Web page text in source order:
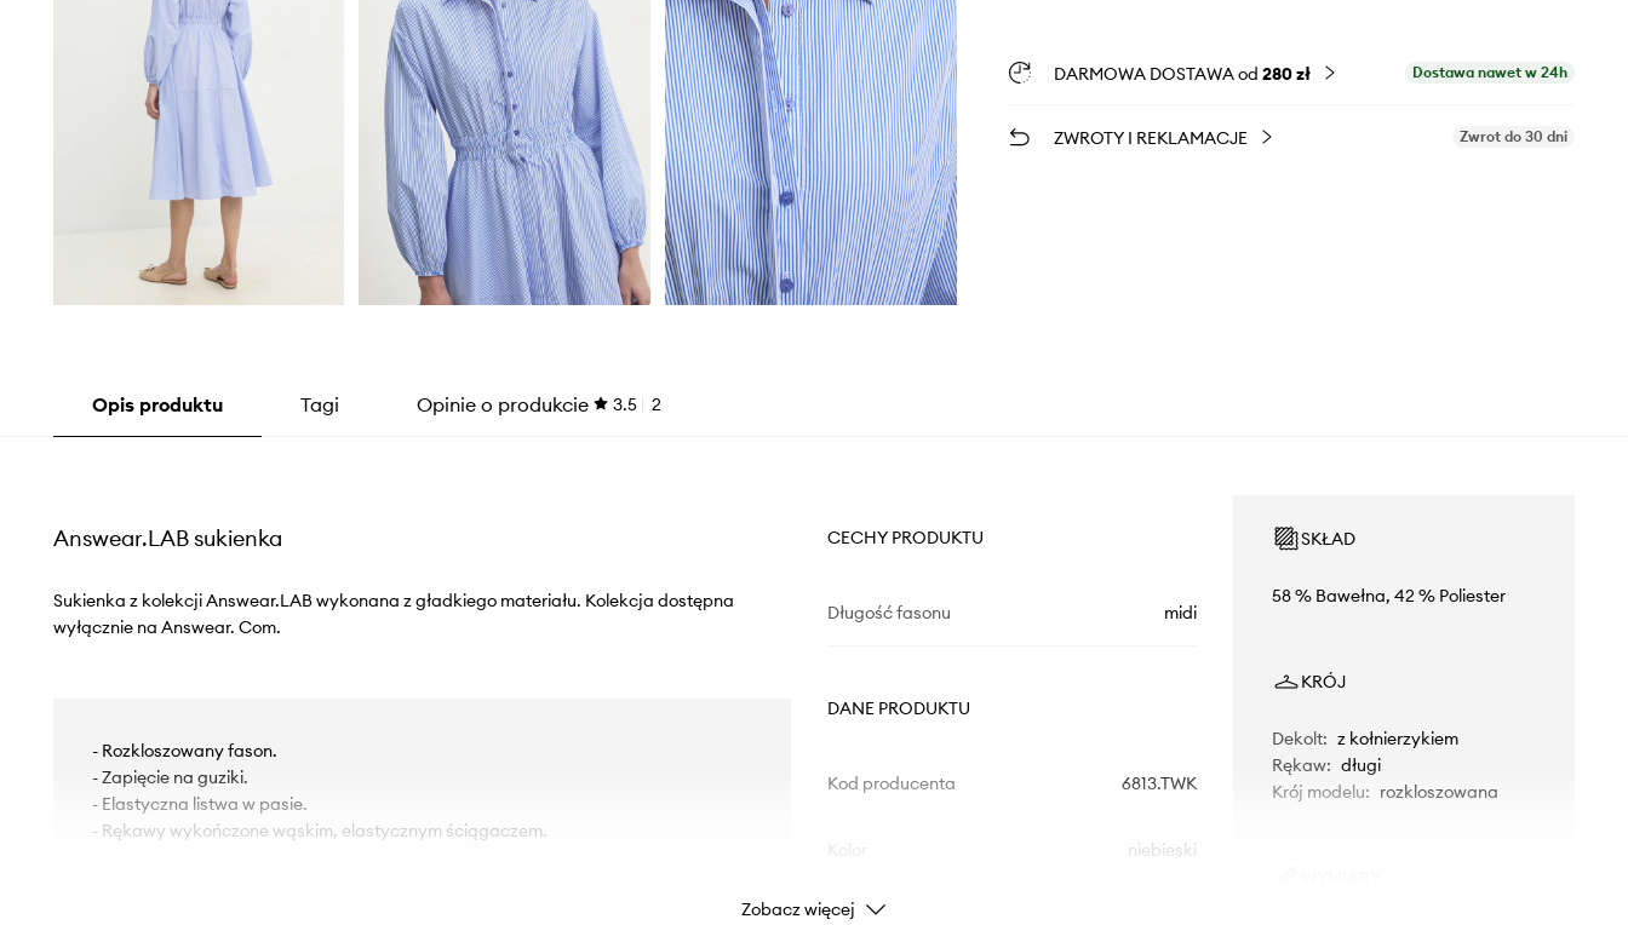
DARMOWA DOSTAWA od 280 zł Dostawa nawet w 24h
ZWROTY I REKLAMACJE Zwrot do 30 dni
Opis produktu Tagi Opinie o produkcie 3.5 2
Answear.LAB sukienka
Sukienka z kolekcji Answear.LAB wykonana z gładkiego materiału. Kolekcja dostępna
wyłącznie na Answear. Com.
- Rozkloszowany fason.
- Zapięcie na guziki.
- Elastyczna listwa w pasie.
- Rękawy wykończone wąskim, elastycznym ściągaczem.
CECHY PRODUKTU
Długość fasonu midi
DANE PRODUKTU
Kod producenta 6813.TWK
niebieski
Marka
SKŁAD
58 % Bawełna, 42 % Poliester
KRÓJ
Dekolt: z kołnierzykiem
Rękaw: długi
Krój modelu: rozkloszowana
Zobacz więcej